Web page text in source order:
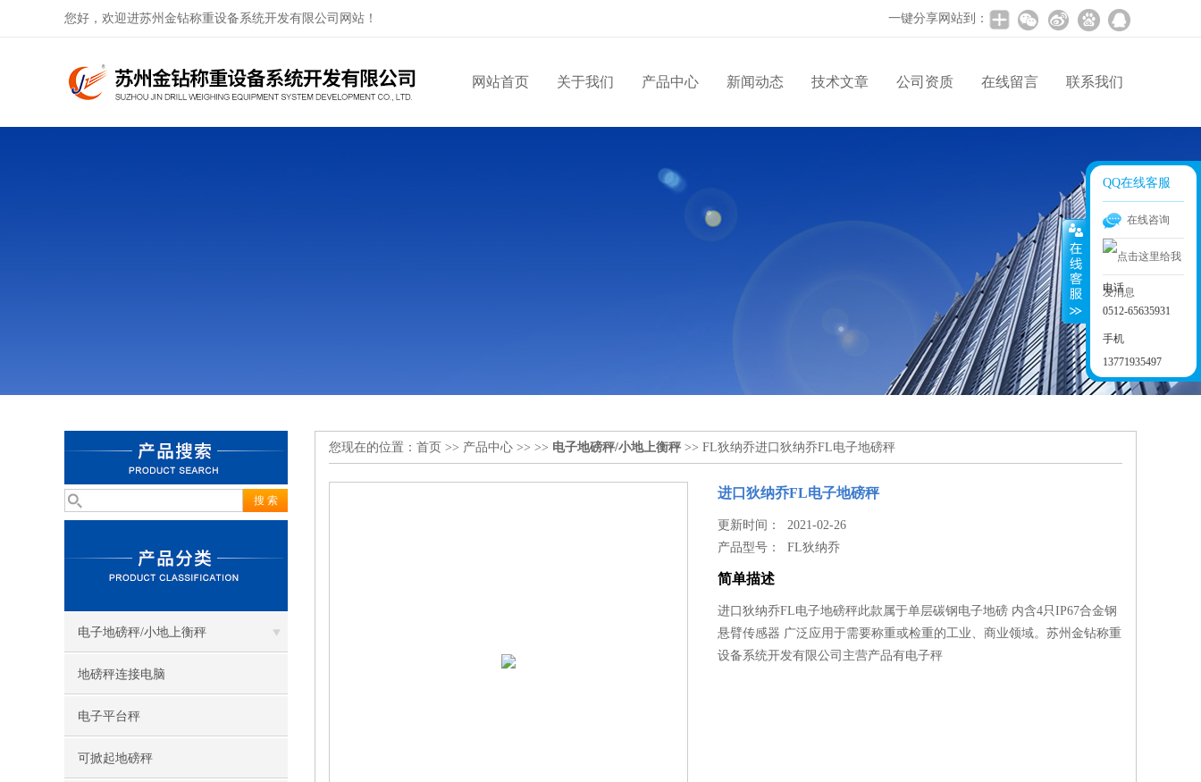
您好，欢迎进苏州金钻称重设备系统开发有限公司网站！ 一键分享网站到：
网站首页 关于我们 产品中心 新闻动态 技术文章 公司资质 在线留言 联系我们
电子地磅秤/小地上衡秤
地磅秤连接电脑
电子平台秤
可掀起地磅秤
您现在的位置： 首页 >> 产品中心 >> >> 电子地磅秤/小地上衡秤 >> FL狄纳乔进口狄纳乔FL电子地磅秤
进口狄纳乔FL电子地磅秤
更新时间： 2021-02-26
产品型号：FL狄纳乔
简单描述
进口狄纳乔FL电子地磅秤此款属于单层碳钢电子地磅 内含4只IP67合金钢
悬臂传感器 广泛应用于需要称重或检重的工业、商业领域。苏州金钻称重
设备系统开发有限公司主营产品有电子秤
QQ在线客服
在线咨询
电话
0512-65635931
手机
13771935497